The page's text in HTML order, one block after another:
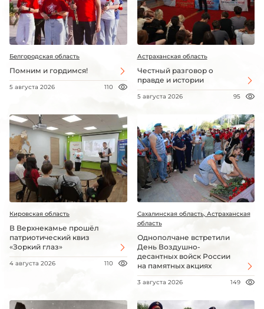
Белгородская область
Помним и гордимся!
5 августа 2026 110
Астраханская область
Честный разговор о
правде и истории
5 августа 2026 95
Кировская область
В Верхнекамье прошёл
патриотический квиз
«Зоркий глаз»
4 августа 2026 110
Сахалинская область, Астраханская
область
Однополчане встретили
День Воздушно-
десантных войск России
на памятных акциях
3 августа 2026 149